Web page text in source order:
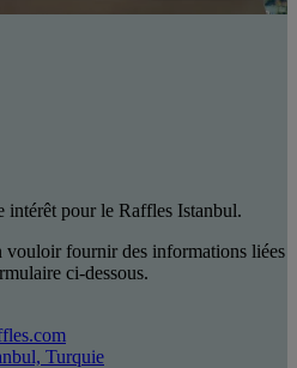
intérêt pour le Raffles Istanbul.
vouloir fournir des informations liées
ci-dessous.
Turquie